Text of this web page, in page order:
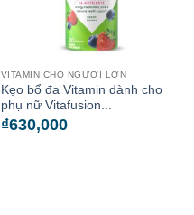
VITAMIN CHO NGƯỜI LỚN
Kẹo bổ đa Vitamin dành cho
phụ nữ Vitafusion...
₫630,000